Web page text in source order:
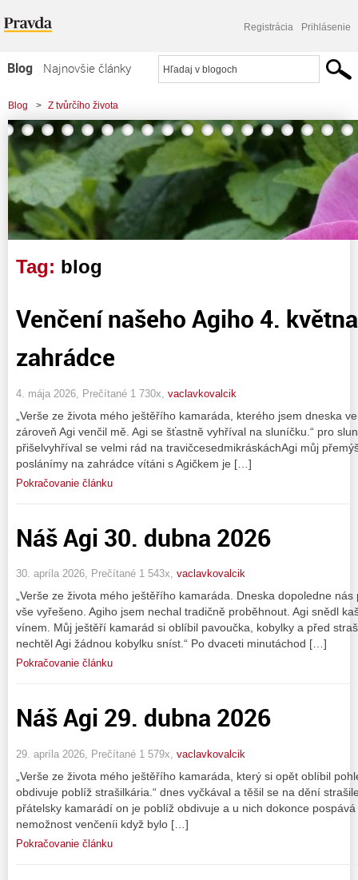
Registrácia Prihlásenie
Blog
Najnovšie články
Najčítanejšie články
Najkomentovanejšie články
Zoznam blogov
Komerčné blogy
Blog > Z tvůrčího života
Tag: blog
Venčení našeho Agiho 4.
zahrádce
4. mája 2026, Prečítané 1 730x, vaclavkovalcik
„Verše ze života mého ještěřího kamaráda, kterého jsem dneska
zároveň Agi venčil mě. Agi se šťastně vyhříval na sluníčku.“ pro
přišelvyhříval se velmi rád na travičcesedmikráskáchAgi můj
poslánímy na zahrádce vítáni s Agičkem je […]
Pokračovanie článku
Náš Agi 30. dubna 2026
30. apríla 2026, Prečítané 1 543x, vaclavkovalcik
„Verše ze života mého ještěřího kamaráda. Dneska dopoledne
vše vyřešeno. Agiho jsem nechal tradičně proběhnout. Agi snědl
vínem. Můj ještěří kamarád si oblíbil pavoučka, kobylky a před
nechtěl Agi žádnou kobylku sníst.“ Po dvaceti minutáchod […]
Pokračovanie článku
Náš Agi 29. dubna 2026
29. apríla 2026, Prečítané 1 579x, vaclavkovalcik
„Verše ze života mého ještěřího kamaráda, který si opět oblíbil
obdivuje poblíž strašilkária.“ dnes vyčkával a těšil se na dění
přátelsky kamarádí on je poblíž obdivuje a u nich dokonce
nemožnost venčeníi když bylo […]
Pokračovanie článku